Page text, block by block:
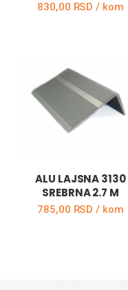
830,00 RSD / kom
DODAJ U KORPU
ALU LAJSNA 3130
SREBRNA 2.7 M
785,00 RSD / kom